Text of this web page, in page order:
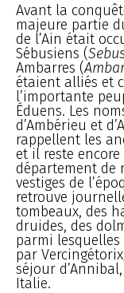
Avant la
majeure partie
de l’Ain était
Sébusiens (
Ambarres (
étaient alliés et
l’importante
Éduens. Les
d’Ambérieu et
rappellent les
et il reste encore
département de
vestiges de
retrouve
tombeaux, des
druides, des
parmi
par
séjour
Italie.